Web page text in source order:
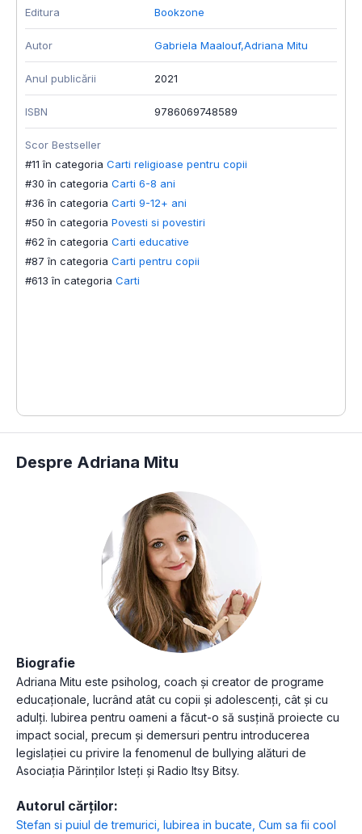
Editura Bookzone
Autor Gabriela Maalouf,Adriana Mitu
Anul publicării 2021
ISBN 9786069748589
Scor Bestseller
#11 în categoria Carti religioase pentru copii
#30 în categoria Carti 6-8 ani
#36 în categoria Carti 9-12+ ani
#50 în categoria Povesti si povestiri
#62 în categoria Carti educative
#87 în categoria Carti pentru copii
#613 în categoria Carti
Despre Adriana Mitu
Biografie
Adriana Mitu este psiholog, coach și creator de programe
educaționale, lucrând atât cu copii și adolescenți, cât și cu
adulți. Iubirea pentru oameni a făcut-o să susțină proiecte cu
impact social, precum și demersuri pentru introducerea
legislației cu privire la fenomenul de bullying alături de
Asociația Părinților Isteți și Radio Itsy Bitsy.
Autorul cărților:
Stefan si puiul de tremurici Iubirea in bucate Cum sa fii cool